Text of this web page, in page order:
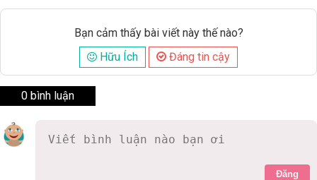
Bạn cảm thấy bài viết này thế nào?
Hữu Ích
Đáng tin cậy
0 bình luận
Đăng